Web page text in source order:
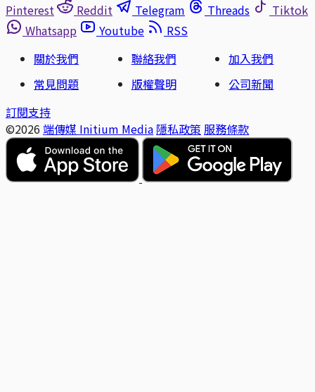
Pinterest
Reddit Telegram Threads
Tiktok
Whatsapp
Youtube
RSS
關於我們
聯絡我們
加入我們
常見問題
版權聲明
公司新聞
訂閱支持
©2026 端傳媒 Initium Media 隱私政策 服務條款